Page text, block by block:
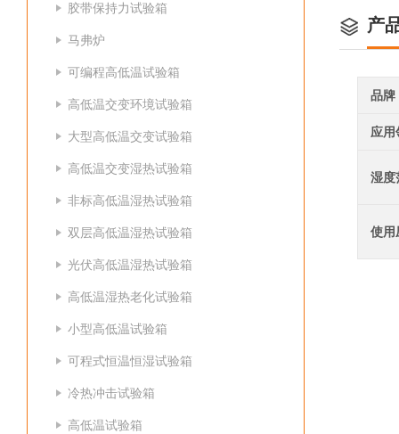
胶带保持力试验箱
马弗炉
可编程高低温试验箱
高低温交变环境试验箱
大型高低温交变试验箱
高低温交变湿热试验箱
非标高低温湿热试验箱
双层高低温湿热试验箱
光伏高低温湿热试验箱
高低温湿热老化试验箱
小型高低温试验箱
可程式恒温恒湿试验箱
冷热冲击试验箱
高低温试验箱
产
品牌
应用
湿度
使用